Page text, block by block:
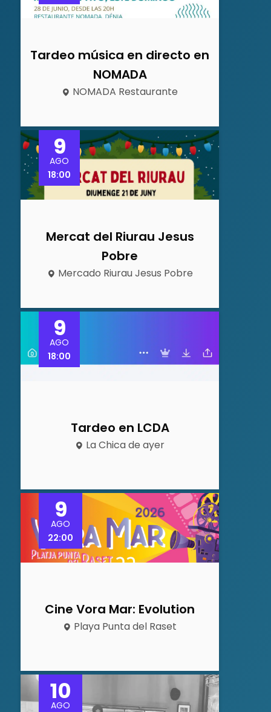
Tardeo música en directo en
NOMADA
NOMADA Restaurante
9
AGO
18:00
Mercat del Riurau Jesus
Pobre
Mercado Riurau Jesus Pobre
9
AGO
18:00
Tardeo en LCDA
La Chica de ayer
9
AGO
22:00
Cine Vora Mar: Evolution
Playa Punta del Raset
10
AGO